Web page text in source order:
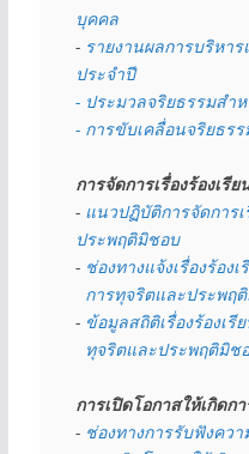
บุคคล
- รายงานผลการบริหา
ประจำปี
- ประมวลจริยธรรมสำ
- การขับเคลื่อนจริยธรร
การจัดการเรื่องร้องเ
- แนวปฏิบัติการจัดการ
ประพฤติมิชอบ
- ช่องทางแจ้งเรื่องร้องเ
การทุจริตและประพฤ
- ข้อมูลสถิติเรื่องร้องเรี
ทุจริตและประพฤติมิช
การเปิดโอกาสให้เกิดก
- ช่องทางการรับฟังคว